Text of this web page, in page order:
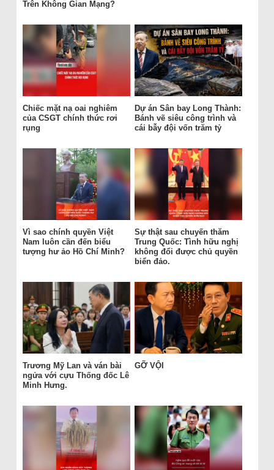
Trên Không Gian Mạng?
Chiếc mặt nạ oai nghiêm
của CSGT chính thức rơi
rụng
Dự án Sân bay Long Thành:
Bánh vẽ siêu công trình và
cái bẫy đội vốn trăm tỷ
Vì sao chính quyền Việt
Nam luôn cần đến biểu
tượng hư ảo Hồ Chí Minh?
Sự thật sau chuyến thăm
Trung Quốc: Tình hữu nghị
không đổi được chủ quyền
biển đảo.
Trương Mỹ Lan và ván bài
ngửa với cựu Thống đốc Lê
Minh Hưng.
GỠ VỘI